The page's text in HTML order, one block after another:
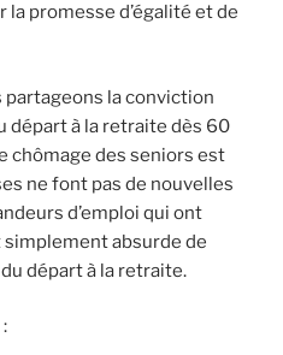
promesse d’égalité et de
partageons la conviction
départ à la retraite dès 60
chômage des seniors est
ne font pas de nouvelles
d’emploi qui ont
absurde de
départ à la retraite.